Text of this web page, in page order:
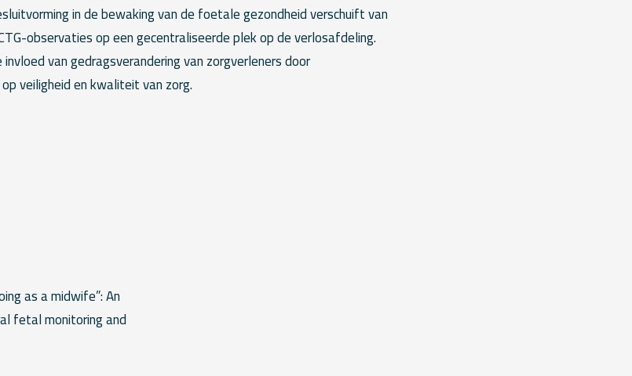
in de bewaking van de foetale gezondheid verschuift van
observaties op een gecentraliseerde plek op de verlosafdeling.
van gedragsverandering van zorgverleners door
veiligheid en kwaliteit van zorg.
as a midwife”: An
fetal monitoring and